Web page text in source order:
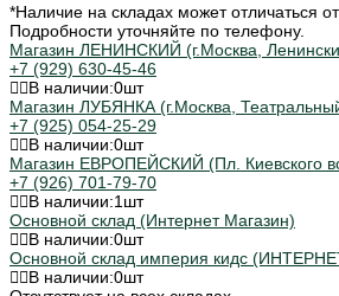
*Наличие на складах может отличаться
Подробности уточняйте по телефону.
Магазин ЛЕНИНСКИЙ (г.Москва,
+7 (929) 630-45-46
В наличии:0шт
Магазин ЛУБЯНКА (г.Москва,
+7 (925) 054-25-29
В наличии:0шт
Магазин ЕВРОПЕЙСКИЙ (Пл. Киевского
+7 (926) 701-79-70
В наличии:1 шт
Основной склад (Интернет Магазин)
В наличии:0шт
Основной склад империя кидс
В наличии:0шт